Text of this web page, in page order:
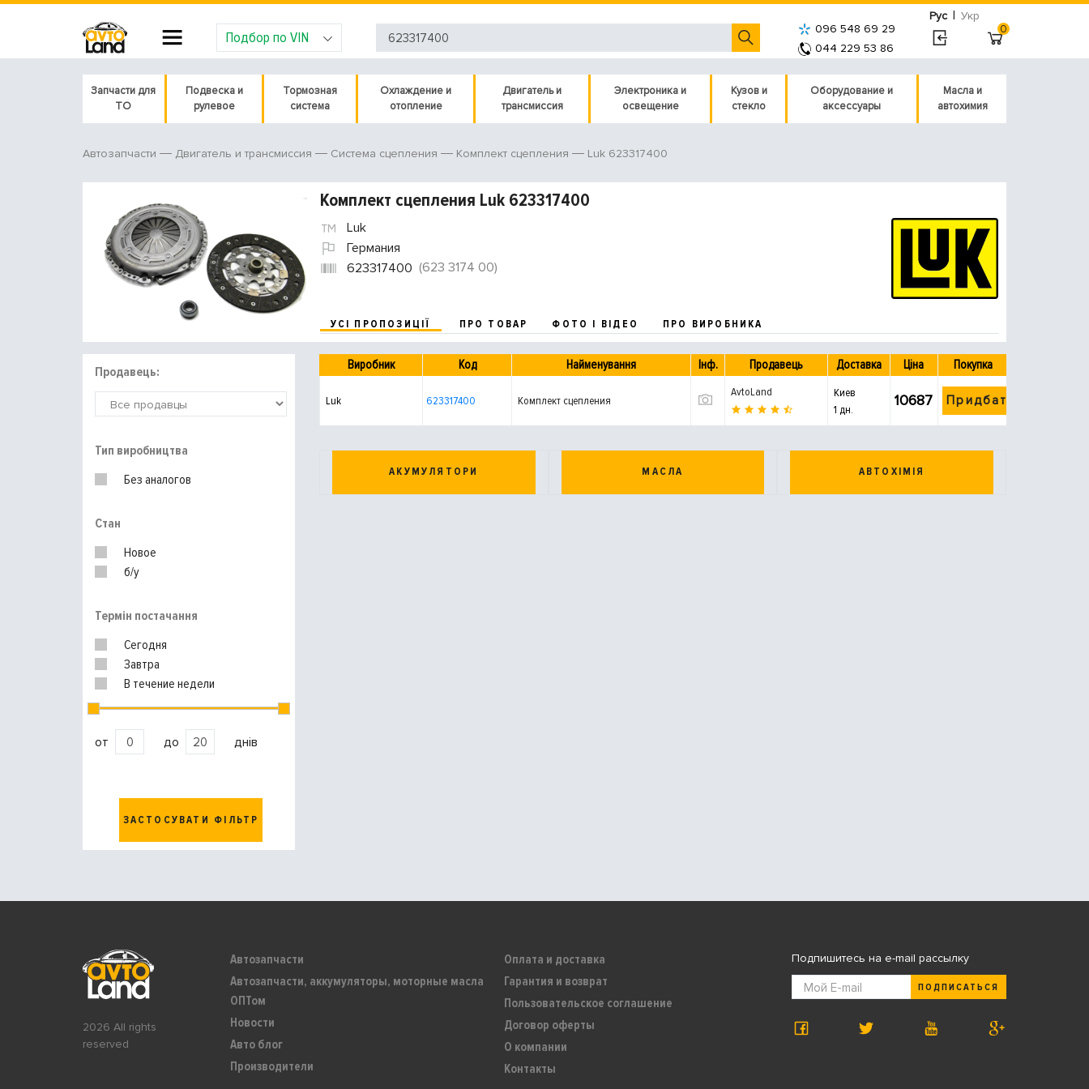
Рус | Укр
Подбор по VIN
096 548 69 29
044 229 53 86
0
Запчасти для
ТО
Подвеска и
рулевое
Тормозная
система
Охлаждение и
отопление
Двигатель и
трансмиссия
Электроника и
освещение
Кузов и
стекло
Оборудование и
аксессуары
Масла и
автохимия
Автозапчасти Двигатель и трансмиссия Система сцепления Комплект сцепления Luk 623317400
Комплект сцепления Luk 623317400
Luk
Германия
623317400 (623 3174 00)
УСІ ПРОПОЗИЦІЇ ПРО ТОВАР ФОТО І ВІДЕО ПРО ВИРОБНИКА
Продавець:
Тип виробництва
Без аналогов
Стан
Новое
б/у
Термін постачання
Сегодня
Завтра
В течение недели
от до днів
ЗАСТОСУВАТИ ФІЛЬТР
Виробник Код Найменування Інф. Продавець Доставка Ціна Покупка
Luk 623317400 Комплект сцепления
AvtoLand
Киев
1 дн.
10687 Придбати
АКУМУЛЯТОРИ МАСЛА АВТОХІМІЯ
2026 All rights
reserved
Автозапчасти
Автозапчасти, аккумуляторы, моторные масла
ОПТом
Новости
Авто блог
Производители
Оплата и доставка
Гарантия и возврат
Пользовательское соглашение
Договор оферты
О компании
Контакты
Подпишитесь на e-mail рассылку
ПОДПИСАТЬСЯ